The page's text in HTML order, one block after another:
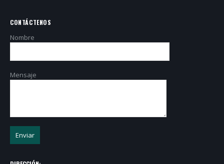
CONTÁCTENOS
Nombre
Mensaje